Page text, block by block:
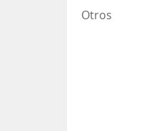
Otros